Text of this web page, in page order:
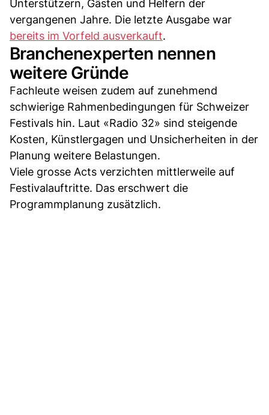
Unterstützern, Gästen und Helfern der
vergangenen Jahre. Die letzte Ausgabe war
bereits im Vorfeld ausverkauft.
Branchenexperten nennen
weitere Gründe
Fachleute weisen zudem auf zunehmend
schwierige Rahmenbedingungen für Schweizer
Festivals hin. Laut «Radio 32» sind steigende
Kosten, Künstlergagen und Unsicherheiten in der
Planung weitere Belastungen.
Viele grosse Acts verzichten mittlerweile auf
Festivalauftritte. Das erschwert die
Programmplanung zusätzlich.